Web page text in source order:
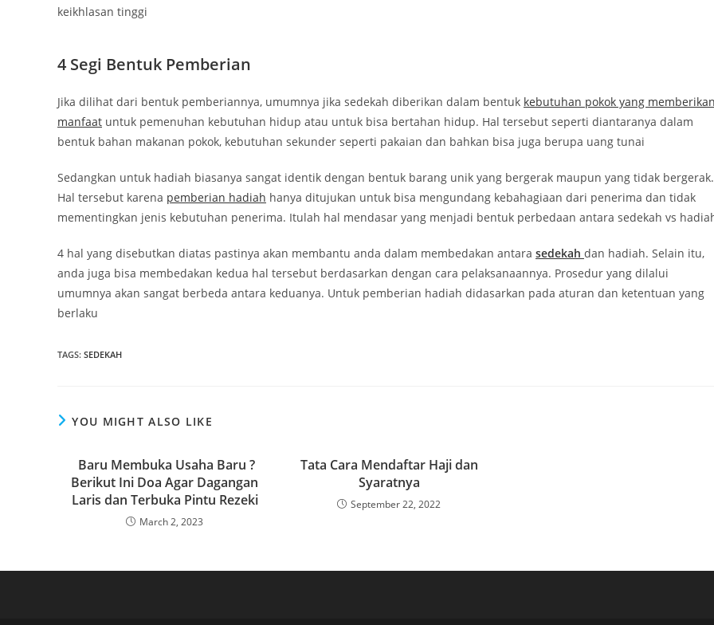
keikhlasan tinggi
4 Segi Bentuk Pemberian
Jika dilihat dari bentuk pemberiannya, umumnya jika sedekah diberikan dalam bentuk kebutuhan pokok yang memberikan
manfaat untuk pemenuhan kebutuhan hidup atau untuk bisa bertahan hidup. Hal tersebut seperti diantaranya dalam
bentuk bahan makanan pokok, kebutuhan sekunder seperti pakaian dan bahkan bisa juga berupa uang tunai
Sedangkan untuk hadiah biasanya sangat identik dengan bentuk barang unik yang bergerak maupun yang tidak bergerak.
Hal tersebut karena pemberian hadiah hanya ditujukan untuk bisa mengundang kebahagiaan dari penerima dan tidak
mementingkan jenis kebutuhan penerima. Itulah hal mendasar yang menjadi bentuk perbedaan antara sedekah vs
4 hal yang disebutkan diatas pastinya akan membantu anda dalam membedakan antara sedekah dan hadiah. Selain itu,
anda juga bisa membedakan kedua hal tersebut berdasarkan dengan cara pelaksanaannya. Prosedur yang dilalui
umumnya akan sangat berbeda antara keduanya. Untuk pemberian hadiah didasarkan pada aturan dan ketentuan yang
berlaku
TAGS: SEDEKAH
YOU MIGHT ALSO LIKE
Baru Membuka Usaha Baru ?
Berikut Ini Doa Agar Dagangan
Laris dan Terbuka Pintu Rezeki
March 2, 2023
Tata Cara Mendaftar Haji dan
Syaratnya
September 22, 2022